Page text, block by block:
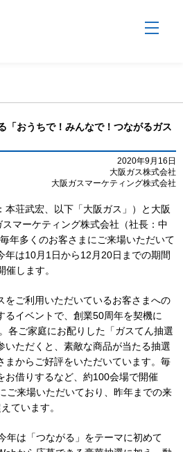
「おうちで！みんなで！つながるガス
2020年9月16日
大阪ガス株式会社
大阪ガスマーケティング株式会社
荘武宏、以下「大阪ガス」）と大阪
マーケティング株式会社（社長：中
年多くのお客さまにご来場いただいて
年は10月1日から12月20日までの期間
します。
ご利用いただいているお客さまへの
るイベントで、創業50周年を契機に
各ご家庭にお配りした「ガスてん抽選
いただくと、素敵な商品が当たる抽選
まからご好評をいただいています。毎
お借りするなど、約100会場で開催
ご来場いただいており、昨年までの来
ています。
は「つながる」をテーマに初めて